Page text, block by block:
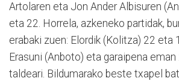
Artolaren eta Jon Ander Albisuren
eta 22. Horrela, azkeneko partidak,
erabaki zuen: Elordik (Kolitza) 22 eta
Erasuni (Anboto) eta garaipena
taldeari. Bildumarako beste txapel